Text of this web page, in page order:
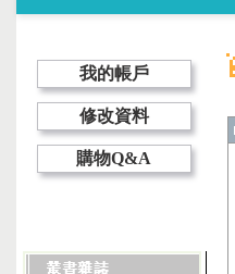
我的帳戶
修改資料
購物Q&A